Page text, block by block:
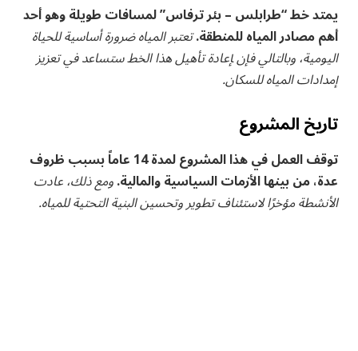
يمتد خط “طرابلس – بئر ترفاس” لمسافات طويلة⁣ وهو أحد
أهم مصادر المياه للمنطقة.تعتبر المياه ضرورة أساسية للحياة
اليومية، ‌وبالتالي فإن ‍إعادة تأهيل هذا الخط ستساعد في تعزيز
إمدادات ⁢المياه للسكان.
تاريخ المشروع
توقف العمل في هذا المشروع لمدة 14 عاماً بسبب ظروف
عدة، من بينها الأزمات ⁣السياسية والمالية.ومع ذلك، عادت
الأنشطة ⁢مؤخرًا لاستئناف تطوير وتحسين البنية التحتية للمياه.